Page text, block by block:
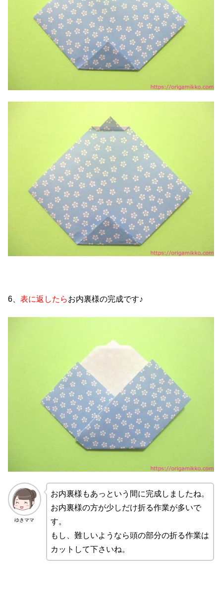
6、 表に返したらお内裏様の完成です♪
ゆきママ
お内裏様もあっという間に完成しましたね。
お内裏様の方が少しだけ折る作業が多いで
す。
もし、難しいようなら頭の部分の折る作業は
カットして下さいね。